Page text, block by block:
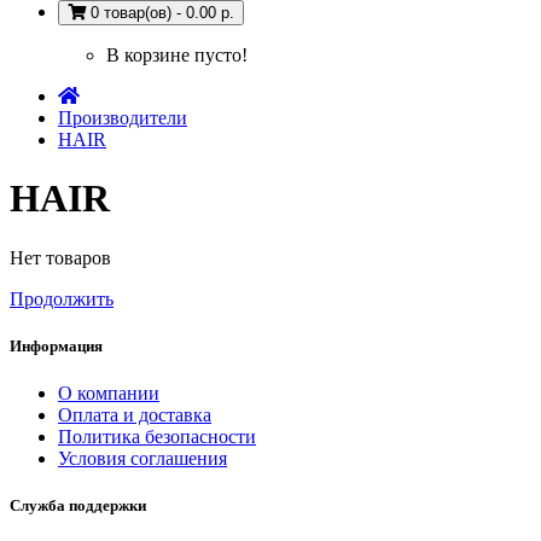
0 товар(ов) - 0.00 р.
В корзине пусто!
Производители
HAIR
HAIR
Нет товаров
Продолжить
Информация
О компании
Оплата и доставка
Политика безопасности
Условия соглашения
Служба поддержки